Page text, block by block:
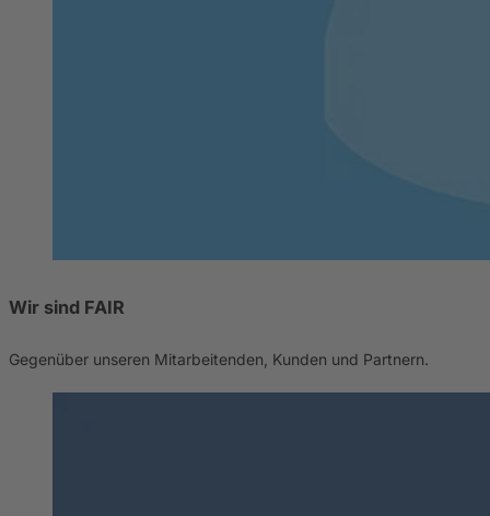
Wir sind FAIR
Gegenüber unseren Mitarbeitenden, Kunden und Partnern.